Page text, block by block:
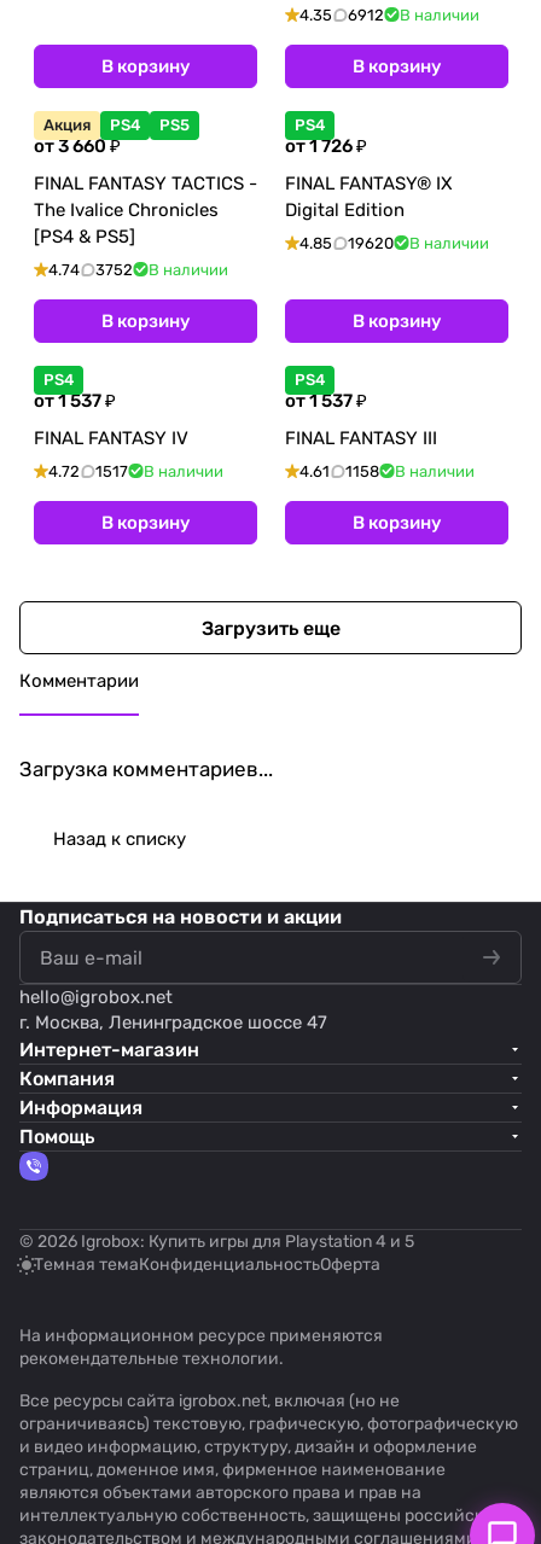
В корзину
4.35 6912 В наличии
В корзину
Акция PS4 PS5
от 3 660 ₽
FINAL FANTASY TACTICS -
The Ivalice Chronicles
[PS4 & PS5]
4.74 3752 В наличии
В корзину
PS4
от 1 726 ₽
FINAL FANTASY® IX
Digital Edition
4.85 19620 В наличии
В корзину
PS4
от 1 537 ₽
FINAL FANTASY IV
4.72 1517 В наличии
В корзину
PS4
от 1 537 ₽
FINAL FANTASY III
4.61 1158 В наличии
В корзину
Загрузить еще
Комментарии
Загрузка комментариев...
Назад к списку
Подписаться на новости и акции
hello@igrobox.net
г. Москва, Ленинградское шоссе 47
Интернет-магазин
Компания
Информация
Помощь
© 2026 Igrobox: Купить игры для Playstation 4 и 5
Темная темаКонфиденциальностьОферта
На информационном ресурсе применяются
рекомендательные технологии.
Все ресурсы сайта igrobox.net, включая (но не
ограничиваясь) текстовую, графическую, фотографическую
и видео информацию, структуру, дизайн и оформление
страниц, доменное имя, фирменное наименование
являются объектами авторского права и прав на
интеллектуальную собственность, защищены российским
законодательством и международными соглашениями об